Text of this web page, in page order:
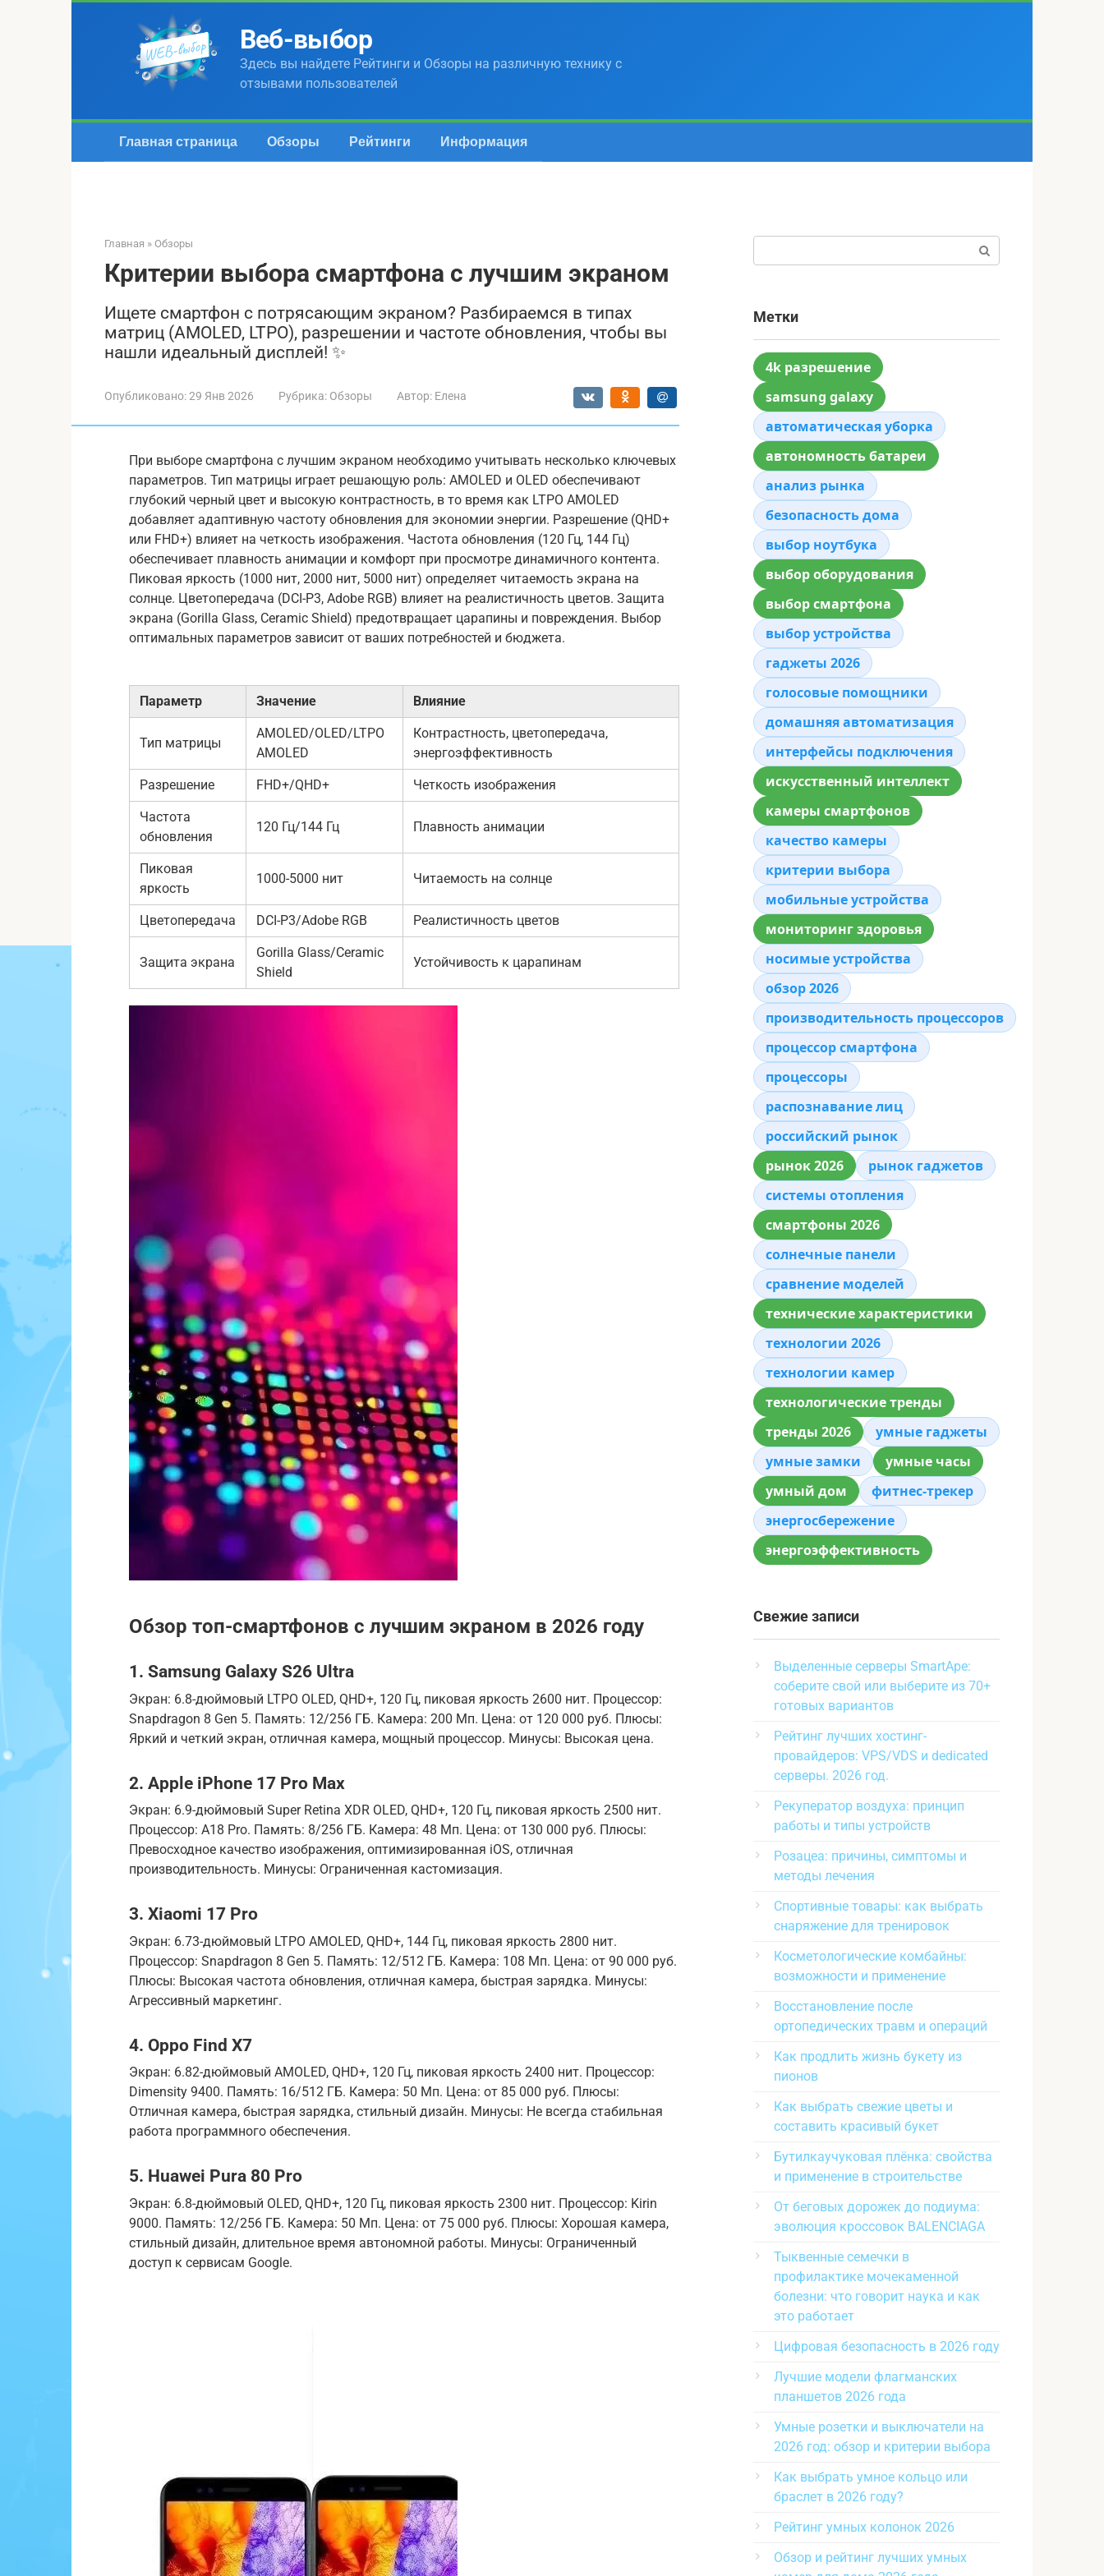
Веб-выбор
Здесь вы найдете Рейтинги и Обзоры на различную технику с
отзывами пользователей
Главная страница Обзоры Рейтинги Информация
Главная » Обзоры
Критерии выбора смартфона с лучшим экраном
Ищете смартфон с потрясающим экраном? Разбираемся в типах
матриц (AMOLED, LTPO), разрешении и частоте обновления, чтобы вы
нашли идеальный дисплей! ✨
Опубликовано:29 Янв 2026 Рубрика: Обзоры Автор: Елена
При выборе смартфона с лучшим экраном необходимо учитывать несколько ключевых
параметров. Тип матрицы играет решающую роль: AMOLED и OLED обеспечивают
глубокий черный цвет и высокую контрастность, в то время как LTPO AMOLED
добавляет адаптивную частоту обновления для экономии энергии. Разрешение (QHD+
или FHD+) влияет на четкость изображения. Частота обновления (120 Гц, 144 Гц)
обеспечивает плавность анимации и комфорт при просмотре динамичного контента.
Пиковая яркость (1000 нит, 2000 нит, 5000 нит) определяет читаемость экрана на
солнце. Цветопередача (DCI-P3, Adobe RGB) влияет на реалистичность цветов. Защита
экрана (Gorilla Glass, Ceramic Shield) предотвращает царапины и повреждения. Выбор
оптимальных параметров зависит от ваших потребностей и бюджета.
Параметр Значение Влияние
Тип матрицы
AMOLED/OLED/LTPO
AMOLED
Контрастность, цветопередача,
энергоэффективность
Разрешение FHD+/QHD+ Четкость изображения
Частота
обновления
120 Гц/144 Гц Плавность анимации
Пиковая
яркость
1000-5000 нит Читаемость на солнце
Цветопередача DCI-P3/Adobe RGB Реалистичность цветов
Защита экрана
Gorilla Glass/Ceramic
Shield
Устойчивость к царапинам
Обзор топ-смартфонов с лучшим экраном в 2026 году
1. Samsung Galaxy S26 Ultra
Экран: 6.8-дюймовый LTPO OLED, QHD+, 120 Гц, пиковая яркость 2600 нит. Процессор:
Snapdragon 8 Gen 5. Память: 12/256 ГБ. Камера: 200 Мп. Цена: от 120 000 руб. Плюсы:
Яркий и четкий экран, отличная камера, мощный процессор. Минусы: Высокая цена.
2. Apple iPhone 17 Pro Max
Экран: 6.9-дюймовый Super Retina XDR OLED, QHD+, 120 Гц, пиковая яркость 2500 нит.
Процессор: A18 Pro. Память: 8/256 ГБ. Камера: 48 Мп. Цена: от 130 000 руб. Плюсы:
Превосходное качество изображения, оптимизированная iOS, отличная
производительность. Минусы: Ограниченная кастомизация.
3. Xiaomi 17 Pro
Экран: 6.73-дюймовый LTPO AMOLED, QHD+, 144 Гц, пиковая яркость 2800 нит.
Процессор: Snapdragon 8 Gen 5. Память: 12/512 ГБ. Камера: 108 Мп. Цена: от 90 000 руб.
Плюсы: Высокая частота обновления, отличная камера, быстрая зарядка. Минусы:
Агрессивный маркетинг.
4. Oppo Find X7
Экран: 6.82-дюймовый AMOLED, QHD+, 120 Гц, пиковая яркость 2400 нит. Процессор:
Dimensity 9400. Память: 16/512 ГБ. Камера: 50 Мп. Цена: от 85 000 руб. Плюсы:
Отличная камера, быстрая зарядка, стильный дизайн. Минусы: Не всегда стабильная
работа программного обеспечения.
5. Huawei Pura 80 Pro
Экран: 6.8-дюймовый OLED, QHD+, 120 Гц, пиковая яркость 2300 нит. Процессор: Kirin
9000. Память: 12/256 ГБ. Камера: 50 Мп. Цена: от 75 000 руб. Плюсы: Хорошая камера,
стильный дизайн, длительное время автономной работы. Минусы: Ограниченный
доступ к сервисам Google.
Метки
4k разрешение
samsung galaxy
автоматическая уборка
автономность батареи
анализ рынка
безопасность дома
выбор ноутбука
выбор оборудования
выбор смартфона
выбор устройства
гаджеты 2026
голосовые помощники
домашняя автоматизация
интерфейсы подключения
искусственный интеллект
камеры смартфонов
качество камеры
критерии выбора
мобильные устройства
мониторинг здоровья
носимые устройства
обзор 2026
производительность процессоров
процессор смартфона
процессоры
распознавание лиц
российский рынок
рынок 2026
рынок гаджетов
системы отопления
смартфоны 2026
солнечные панели
сравнение моделей
технические характеристики
технологии 2026
технологии камер
технологические тренды
тренды 2026
умные гаджеты
умные замки
умные часы
умный дом
фитнес-трекер
энергосбережение
энергоэффективность
Свежие записи
Выделенные серверы SmartApe:
соберите свой или выберите из 70+
готовых вариантов
Рейтинг лучших хостинг-
провайдеров: VPS/VDS и dedicated
серверы. 2026 год.
Рекуператор воздуха: принцип
работы и типы устройств
Розацеа: причины, симптомы и
методы лечения
Спортивные товары: как выбрать
снаряжение для тренировок
Косметологические комбайны:
возможности и применение
Восстановление после
ортопедических травм и операций
Как продлить жизнь букету из
пионов
Как выбрать свежие цветы и
составить красивый букет
Бутилкаучуковая плёнка: свойства
и применение в строительстве
От беговых дорожек до подиума:
эволюция кроссовок BALENCIAGA
Тыквенные семечки в
профилактике мочекаменной
болезни: что говорит наука и как
это работает
Цифровая безопасность в 2026 году
Лучшие модели флагманских
планшетов 2026 года
Умные розетки и выключатели на
2026 год: обзор и критерии выбора
Как выбрать умное кольцо или
браслет в 2026 году?
Рейтинг умных колонок 2026
Обзор и рейтинг лучших умных